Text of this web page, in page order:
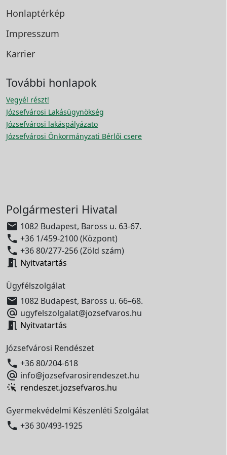
Honlaptérkép
Impresszum
Karrier
További honlapok
Vegyél részt!
Józsefvárosi Lakásügynökség
Józsefvárosi lakáspályázato
Józsefvárosi Önkormányzati Bérlői csere
Polgármesteri Hivatal
 1082 Budapest, Baross u. 63-67.
 +36 1/459-2100 (Központ)
 +36 80/277-256 (Zöld szám)
 Nyitvatartás
Ügyfélszolgálat
 1082 Budapest, Baross u. 66–68.
 ugyfelszolgalat@jozsefvaros.hu
 Nyitvatartás
Józsefvárosi Rendészet
 +36 80/204-618
 info@jozsefvarosirendeszet.hu
rendeszet.jozsefvaros.hu
Gyermekvédelmi Készenléti Szolgálat
 +36 30/493-1925